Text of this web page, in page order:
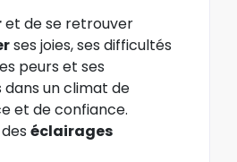
et de se retrouver
ses joies, ses difficultés
peurs et ses
un climat de
et de confiance.
éclairages